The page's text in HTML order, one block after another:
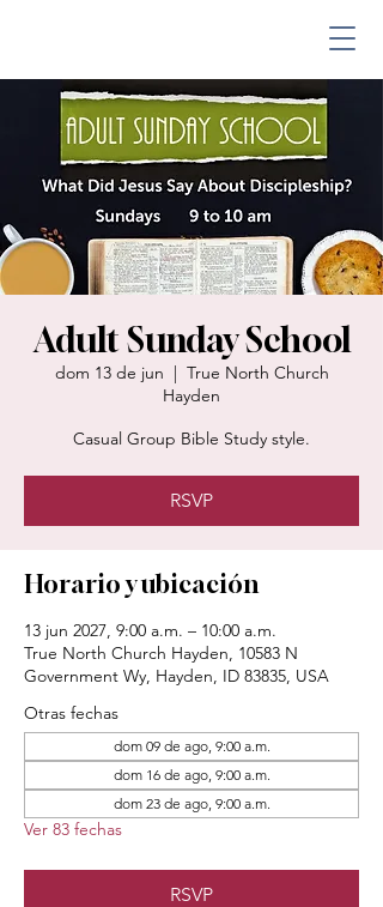
Adult Sunday School
dom 13 de jun
  |
True North Church
Hayden
Casual Group Bible Study style.
RSVP
Horario y ubicación
13 jun 2027, 9:00 a.m. – 10:00 a.m.
True North Church Hayden, 10583 N
Government Wy, Hayden, ID 83835, USA
Otras fechas
dom 09 de ago, 9:00 a.m.
dom 16 de ago, 9:00 a.m.
dom 23 de ago, 9:00 a.m.
Ver 83 fechas
RSVP